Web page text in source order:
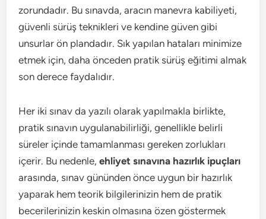
zorundadır. Bu sınavda, aracın manevra kabiliyeti,
güvenli sürüş teknikleri ve kendine güven gibi
unsurlar ön plandadır. Sık yapılan hataları minimize
etmek için, daha önceden pratik sürüş eğitimi almak
son derece faydalıdır.
Her iki sınav da yazılı olarak yapılmakla birlikte,
pratik sınavın uygulanabilirliği, genellikle belirli
süreler içinde tamamlanması gereken zorlukları
içerir. Bu nedenle,ehliyet sınavına hazırlık ipuçları
arasında, sınav gününden önce uygun bir hazırlık
yaparak hem teorik bilgilerinizin hem de pratik
becerilerinizin keskin olmasına özen göstermek